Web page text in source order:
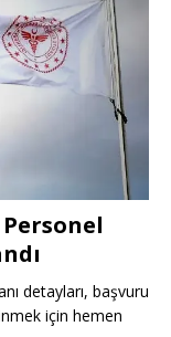
Personel
detayları, başvuru
için hemen